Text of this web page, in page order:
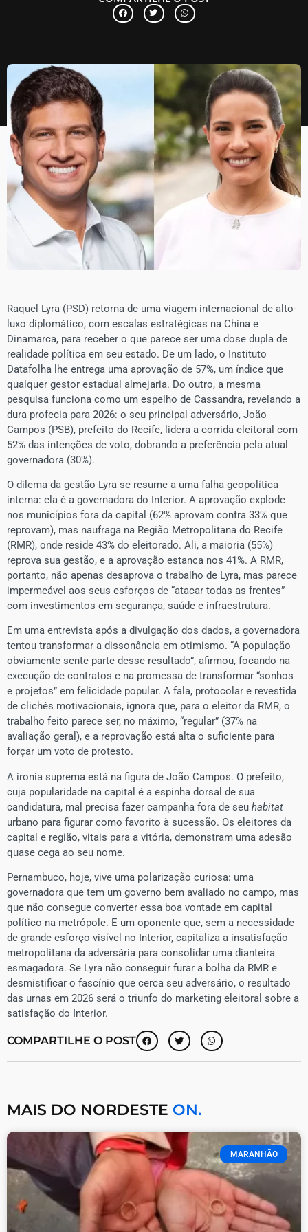
Raquel Lyra (PSD) retorna de uma viagem internacional de alto-
luxo diplomático, com escalas estratégicas na China e
Dinamarca, para receber o que parece ser uma dose dupla de
realidade política em seu estado. De um lado, o Instituto
Datafolha lhe entrega uma aprovação de 57%, um índice que
qualquer gestor estadual almejaria. Do outro, a mesma
pesquisa funciona como um espelho de Cassandra, revelando a
dura profecia para 2026: o seu principal adversário, João
Campos (PSB), prefeito do Recife, lidera a corrida eleitoral com
52% das intenções de voto, dobrando a preferência pela atual
governadora (30%).
O dilema da gestão Lyra se resume a uma falha geopolítica
interna: ela é a governadora do Interior. A aprovação explode
nos municípios fora da capital (62% aprovam contra 33% que
reprovam), mas naufraga na Região Metropolitana do Recife
(RMR), onde reside 43% do eleitorado. Ali, a maioria (55%)
reprova sua gestão, e a aprovação estanca nos 41%. A RMR,
portanto, não apenas desaprova o trabalho de Lyra, mas parece
impermeável aos seus esforços de “atacar todas as frentes”
com investimentos em segurança, saúde e infraestrutura.
Em uma entrevista após a divulgação dos dados, a governadora
tentou transformar a dissonância em otimismo. “A população
obviamente sente parte desse resultado”, afirmou, focando na
execução de contratos e na promessa de transformar “sonhos
e projetos” em felicidade popular. A fala, protocolar e revestida
de clichês motivacionais, ignora que, para o eleitor da RMR, o
trabalho feito parece ser, no máximo, “regular” (37% na
avaliação geral), e a reprovação está alta o suficiente para
forçar um voto de protesto.
A ironia suprema está na figura de João Campos. O prefeito,
cuja popularidade na capital é a espinha dorsal de sua
candidatura, mal precisa fazer campanha fora de seu habitat
urbano para figurar como favorito à sucessão. Os eleitores da
capital e região, vitais para a vitória, demonstram uma adesão
quase cega ao seu nome.
Pernambuco, hoje, vive uma polarização curiosa: uma
governadora que tem um governo bem avaliado no campo, mas
que não consegue converter essa boa vontade em capital
político na metrópole. E um oponente que, sem a necessidade
de grande esforço visível no Interior, capitaliza a insatisfação
metropolitana da adversária para consolidar uma dianteira
esmagadora. Se Lyra não conseguir furar a bolha da RMR e
desmistificar o fascínio que cerca seu adversário, o resultado
das urnas em 2026 será o triunfo do marketing eleitoral sobre a
satisfação do Interior.
COMPARTILHE O POST
MAIS DO NORDESTE ON.
MARANHÃO